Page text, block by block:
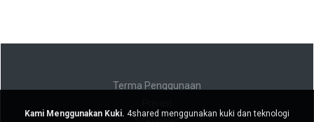
Terma Penggunaan
Kami Menggunakan Kuki. 4shared menggunakan kuki dan teknologi